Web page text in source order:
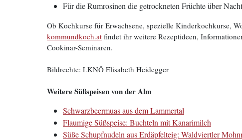
Für die Rumrosinen die getrockneten Früchte über
Ob Kochkurse für Erwachsene, spezielle Kinderkochkurse,
kommundkoch.at findet ihr weitere Rezeptideen,
Cookinar-Seminaren.
Bildrechte: LKNÖ Elisabeth Heidegger
Weitere Süßspeisen von der Alm
Schwarzbeermuas aus dem Lammertal
Flaumige Süßspeise: Buchteln mit Kanarimilch
Süße Schupfnudeln aus Erdäpfelteig: Waldviertler